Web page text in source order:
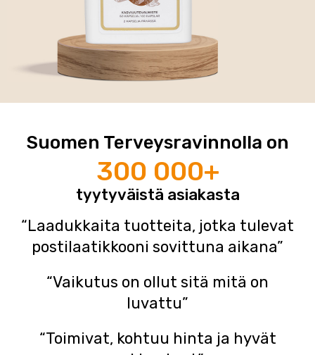
Suomen Terveysravinnolla on
300 000+
tyytyväistä asiakasta
“Laadukkaita tuotteita, jotka tulevat
postilaatikkooni sovittuna aikana”
“Vaikutus on ollut sitä mitä on
luvattu”
“Toimivat, kohtuu hinta ja hyvät